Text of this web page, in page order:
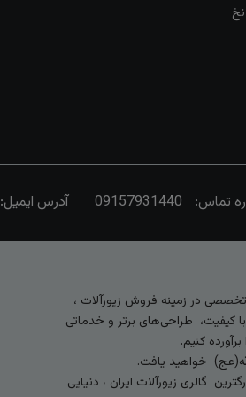
تماس: 09157931440 آدرس ایمیل:
تخصصی در زمینه فروش زیورآلات ،
کیفیت، طراحی‌های برتر و خدماتی
کنیم.
خواهید یافت.
گالری زیورآلات ایران ، دنیایی